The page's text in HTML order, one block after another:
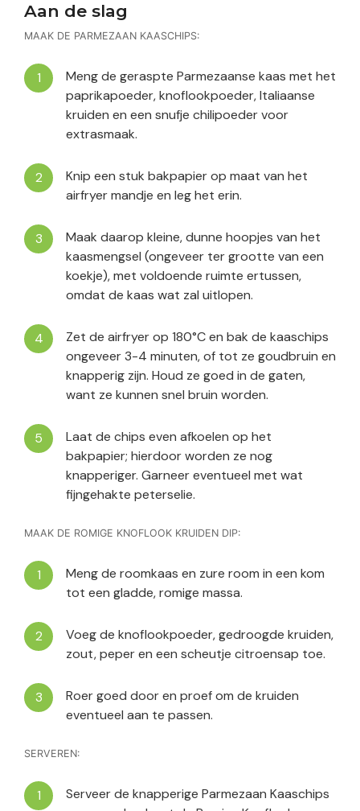
Aan de slag
MAAK DE PARMEZAAN KAASCHIPS:
Meng de geraspte Parmezaanse kaas met het
paprikapoeder, knoflookpoeder, Italiaanse
kruiden en een snufje chilipoeder voor
extrasmaak.
Knip een stuk bakpapier op maat van het
airfryer mandje en leg het erin.
Maak daarop kleine, dunne hoopjes van het
kaasmengsel (ongeveer ter grootte van een
koekje), met voldoende ruimte ertussen,
omdat de kaas wat zal uitlopen.
Zet de airfryer op 180°C en bak de kaaschips
ongeveer 3-4 minuten, of tot ze goudbruin en
knapperig zijn. Houd ze goed in de gaten,
want ze kunnen snel bruin worden.
Laat de chips even afkoelen op het
bakpapier; hierdoor worden ze nog
knapperiger. Garneer eventueel met wat
fijngehakte peterselie.
MAAK DE ROMIGE KNOFLOOK KRUIDEN DIP:
Meng de roomkaas en zure room in een kom
tot een gladde, romige massa.
Voeg de knoflookpoeder, gedroogde kruiden,
zout, peper en een scheutje citroensap toe.
Roer goed door en proef om de kruiden
eventueel aan te passen.
SERVEREN:
Serveer de knapperige Parmezaan Kaaschips